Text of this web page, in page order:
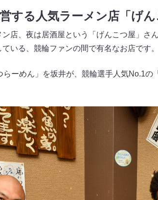
する人気ラーメン店「げん
店、夜は居酒屋という「げんこつ屋」さ
いる、競輪ファンの間で有名なお店です。
ーめん」を坂井が、競輪選手人気No.1の